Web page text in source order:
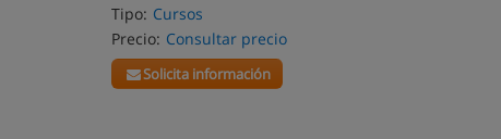
Tipo: Cursos
Precio: Consultar precio
Solicita información